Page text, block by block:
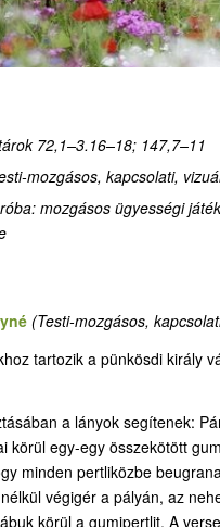
72,1–3.16–18; 147,7–11
mozgásos, kapcsolati,
mozgásos ügyességi
(Testi-mozgásos,
tartozik a pünkösdi király
a lányok segítenek:
körül egy-egy összekötött
minden pertliközbe
végigér a pályán, az
körül a gumipertlit. A